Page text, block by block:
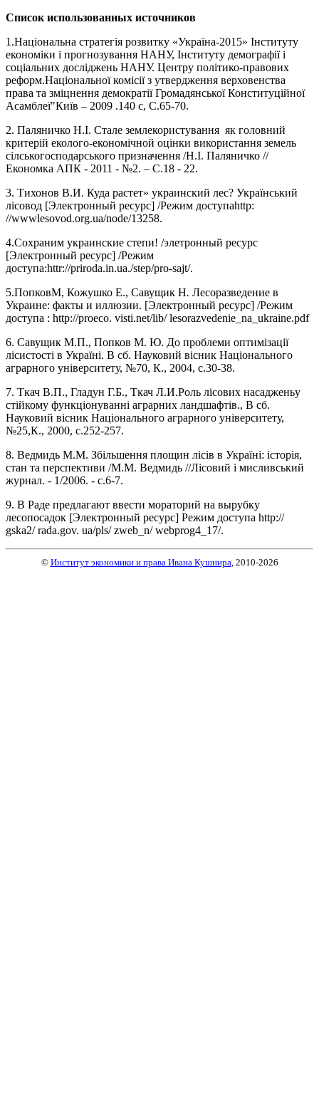
Список использованных источников
1.Національна стратегія розвитку «Україна-2015» Інституту
економіки і прогнозування НАНУ, Інституту демографії і
соціальних досліджень НАНУ. Центру політико-правових
реформ.Національної комісії з утвердження верховенства
права та зміцнення демократії Громадянської Конституційної
Асамблеї"Київ – 2009 .140 с, С.65-70.
2. Паляничко Н.I. Стале землекористування як головний
критерій еколого-економiчной оцінки використання земель
сiлськогосподарського призначення /Н.I. Паляничко //
Економка АПК - 2011 - №2. – С.18 - 22.
3. Тихонов В.И. Куда растет» украинский лес? Український
лісовод [Электронный ресурс] /Режим доступаhttp:
//wwwlesovod.org.ua/node/13258.
4.Сохраним украинские степи! /элетронный ресурс
[Электронный ресурс] /Режим
доступа:httr://priroda.in.ua./step/pro-sajt/.
5.ПопковМ, Кожушко Е., Савущик Н. Лесоразведение в
Украине: факты и иллюзии. [Электронный ресурс] /Режим
доступа : http://proeco. visti.net/lib/ lesorazvedenie_na_ukraine.pdf
6. Савущик М.П., Попков М. Ю. До проблеми оптимізації
лісистості в Україні. В сб. Науковий вісник Національного
аграрного університету, №70, К., 2004, с.30-38.
7. Ткач В.П., Гладун Г.Б., Ткач Л.И.Роль лісових насадженьу
стійкому функціонуванні аграрних ландшафтів., В сб.
Науковий вісник Національного аграрного університету,
№25,К., 2000, с.252-257.
8. Ведмидь М.М. Збільшення площин лісів в Україні: історія,
стан та перспективи /М.М. Ведмидь //Лісовий і мисливський
журнал. - 1/2006. - с.6-7.
9. В Раде предлагают ввести мораторий на вырубку
лесопосадок [Электронный ресурс] Режим доступа http://
gska2/ rada.gov. ua/pls/ zweb_n/ webprog4_17/.
© Институт экономики и права Ивана Кушнира , 2010-2026